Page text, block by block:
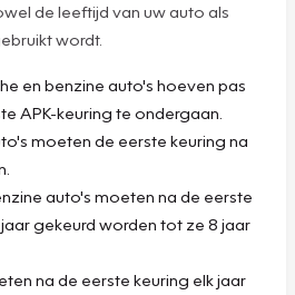
de leeftijd van uw auto als
wordt.
en benzine auto's hoeven pas
APK-keuring te ondergaan.
moeten de eerste keuring na
auto's moeten na de eerste
gekeurd worden tot ze 8 jaar
na de eerste keuring elk jaar